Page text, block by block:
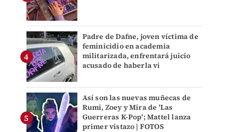
Padre de Dafne, joven víctima de
feminicidio en academia
militarizada, enfrentará juicio
acusado de haberla vi
Así son las nuevas muñecas de
Rumi, Zoey y Mira de 'Las
Guerreras K-Pop'; Mattel lanza
primer vistazo | FOTOS